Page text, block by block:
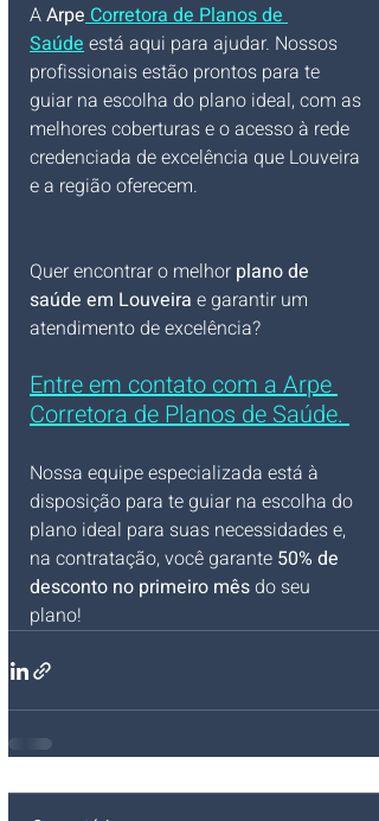
A Arpe Corretora de Planos de
Saúde está aqui para ajudar. Nossos
profissionais estão prontos para te
guiar na escolha do plano ideal, com as
melhores coberturas e o acesso à rede
credenciada de excelência que Louveira
e a região oferecem.
Quer encontrar o melhor plano de
saúde em Louveira e garantir um
atendimento de excelência?
Entre em contato com a Arpe
Corretora de Planos de Saúde.
Nossa equipe especializada está à
disposição para te guiar na escolha do
plano ideal para suas necessidades e,
na contratação, você garante 50% de
desconto no primeiro mês do seu
plano!